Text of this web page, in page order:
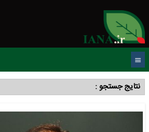
نتایج جستجو :